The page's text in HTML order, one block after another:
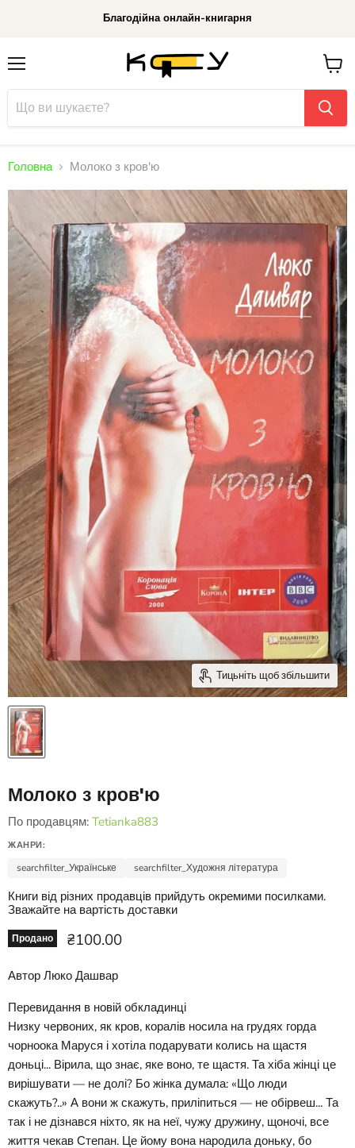
Благодійна онлайн-книгарня
До
Головна Молоко з кров'ю
Тицьніть щоб збільшити
Молоко з кров'ю
По продавцям: Tetianka883
ЖАНРИ:
searchfilter_Українське searchfilter_Художня література
Книги від різних продавців прийдуть окремими посилками.
Зважайте на вартість доставки
Продано Ціна зараз
₴100.00
Автор Люко Дашвар
Перевидання в новій обкладинці
Низку червоних, як кров, коралів носила на грудях горда
чорноока Маруся і хотіла подарувати колись на щастя
доньці... Вірила, що знає, яке воно, те щастя. Та хіба жінці це
вирішувати — не долі? Бо жінка думала: «Що люди
скажуть?..» А вони ж скажуть, приліпиться — не обірвеш... Та
так і не дізнався ніхто, як на неї, чужу дружину, щоночі, все
життя чекав Степан. Це йому вона народила доньку, бо